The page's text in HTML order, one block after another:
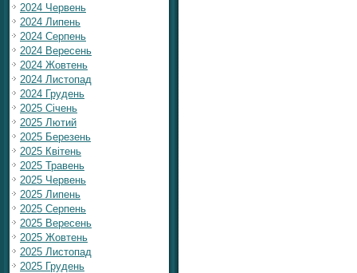
2024 Червень
2024 Липень
2024 Серпень
2024 Вересень
2024 Жовтень
2024 Листопад
2024 Грудень
2025 Січень
2025 Лютий
2025 Березень
2025 Квітень
2025 Травень
2025 Червень
2025 Липень
2025 Серпень
2025 Вересень
2025 Жовтень
2025 Листопад
2025 Грудень